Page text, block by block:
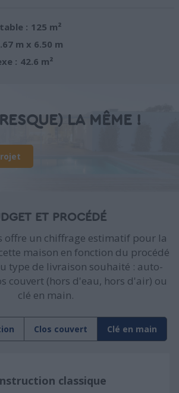
: 125 m²
m x 6.50 m
: 42.6 m²
LA MÊME !
ET PROCÉDÉ
offre un chiffrage estimatif pour la
maison en fonction du procédé
type de livraison souhaité : auto-
couvert (hors d'eau, hors d'air) ou
clé en main.
Clos couvert Clé en main
classique